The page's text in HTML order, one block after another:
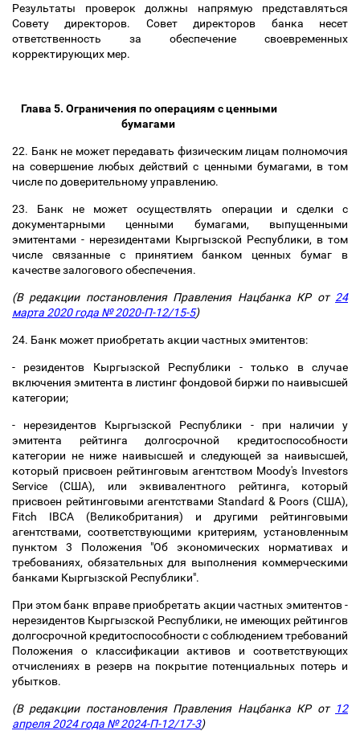
Результаты проверок должны напрямую представляться
Совету директоров. Совет директоров банка несет
ответственность за обеспечение своевременных
корректирующих мер.
Глава 5. Ограничения по операциям с ценными
бумагами
22. Банк не может передавать физическим лицам полномочия
на совершение любых действий с ценными бумагами, в том
числе по доверительному управлению.
23. Банк не может осуществлять операции и сделки с
документарными ценными бумагами, выпущенными
эмитентами - нерезидентами Кыргызской Республики, в том
числе связанные с принятием банком ценных бумаг в
качестве залогового обеспечения.
(В редакции постановления Правления Нацбанка КР от 24
марта 2020 года № 2020-П-12/15-5)
24. Банк может приобретать акции частных эмитентов:
- резидентов Кыргызской Республики - только в случае
включения эмитента в листинг фондовой биржи по наивысшей
категории;
- нерезидентов Кыргызской Республики - при наличии у
эмитента рейтинга долгосрочной кредитоспособности
категории не ниже наивысшей и следующей за наивысшей,
который присвоен рейтинговым агентством Moody's Investors
Service (США), или эквивалентного рейтинга, который
присвоен рейтинговыми агентствами Standard & Poors (США),
Fitch IBCA (Великобритания) и другими рейтинговыми
агентствами, соответствующими критериям, установленным
пунктом 3 Положения "Об экономических нормативах и
требованиях, обязательных для выполнения коммерческими
банками Кыргызской Республики".
При этом банк вправе приобретать акции частных эмитентов -
нерезидентов Кыргызской Республики, не имеющих рейтингов
долгосрочной кредитоспособности с соблюдением требований
Положения о классификации активов и соответствующих
отчислениях в резерв на покрытие потенциальных потерь и
убытков.
(В редакции постановления Правления Нацбанка КР от 12
апреля 2024 года № 2024-П-12/17-3)